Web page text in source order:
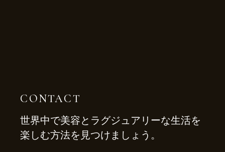
CONTACT
世界中で美容とラグジュアリーな生活を
楽しむ方法を見つけましょう。